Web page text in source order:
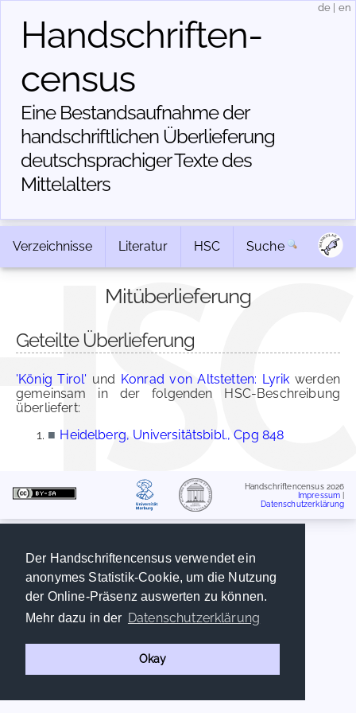
Der Handschriftencensus verwendet ein
anonymes Statistik-Cookie, um die Nutzung
der Online-Präsenz auswerten zu können.
Mehr dazu in der Datenschutzerklärung
Okay
Handschriften­
census
Eine Bestandsaufnahme der
handschriftlichen Über­lieferung
deutschsprachiger Texte des
Mittelalters
de en
Verzeichnisse Literatur HSC Suche
Mitüberlieferung
Geteilte Überlieferung
'König Tirol' und Konrad von Altstetten: Lyrik werden
gemeinsam in der folgenden HSC-Beschreibung
überliefert:
■ Heidelberg, Universitätsbibl., Cpg 848
Handschriftencensus 2026
Impressum
Datenschutzerklärung